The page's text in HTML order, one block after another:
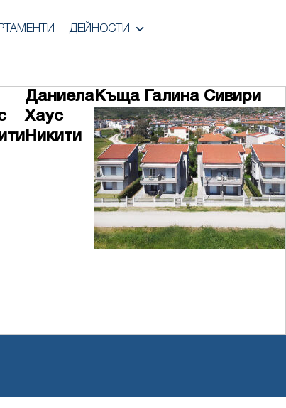
ДЕЙНОСТИ
Даниела
Хаус
Никити
Къща Галина Сивири